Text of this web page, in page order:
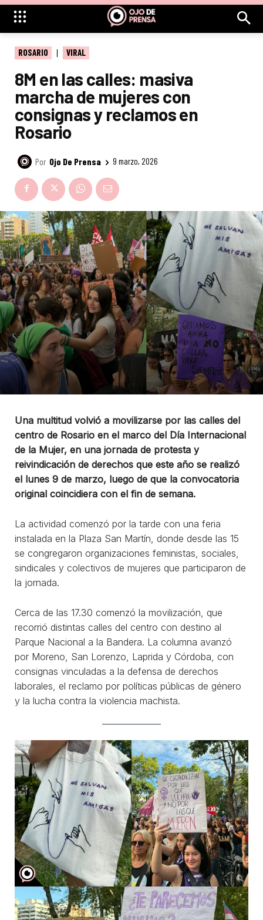
ROSARIO VIRAL
8M en las calles: masiva
marcha de mujeres con
consignas y reclamos en
Rosario
Por Ojo De Prensa 9 marzo, 2026
Una multitud volvió a movilizarse por las calles del
centro de Rosario en el marco del Día Internacional
de la Mujer, en una jornada de protesta y
reivindicación de derechos que este año se realizó
el lunes 9 de marzo, luego de que la convocatoria
original coincidiera con el fin de semana.
La actividad comenzó por la tarde con una feria
instalada en la Plaza San Martín, donde desde las 15
se congregaron organizaciones feministas, sociales,
sindicales y colectivos de mujeres que participaron de
la jornada.
Cerca de las 17.30 comenzó la movilización, que
recorrió distintas calles del centro con destino al
Parque Nacional a la Bandera. La columna avanzó
por Moreno, San Lorenzo, Laprida y Córdoba, con
consignas vinculadas a la defensa de derechos
laborales, el reclamo por políticas públicas de género
y la lucha contra la violencia machista.